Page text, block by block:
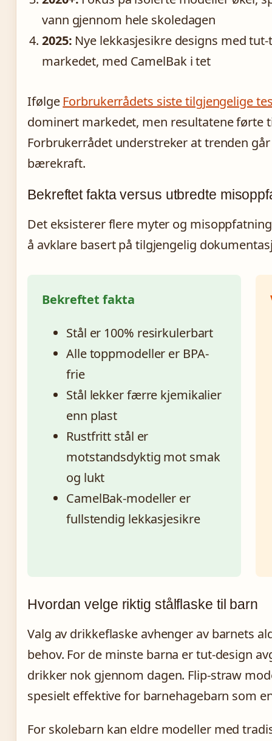
vann gjennom hele skoledagen
2025: Nye lekkasjesikre designs med
markedet, med CamelBak i tet
Ifølge Forbrukerrådets siste tilgjengelige
dominert markedet, men resultatene førte
Forbrukerrådet understreker at trenden
bærekraft.
Bekreftet fakta versus utbredte
Det eksisterer flere myter og
å avklare basert på tilgjengelig
Bekreftet fakta
Stål er 100% resirkulerbart
Alle toppmodeller er BPA-
frie
Stål lekker færre kjemikalier
enn plast
Rustfritt stål er
motstandsdyktig mot smak
og lukt
CamelBak-modeller er
fullstendig lekkasjesikre
Hvordan velge riktig stålflaske til barn
Valg av drikkeflaske avhenger av barnets
behov. For de minste barna er tut-design
drikker nok gjennom dagen. Flip-straw
spesielt effektive for barnehagebarn som
For skolebarn kan eldre modeller med